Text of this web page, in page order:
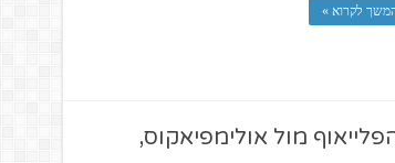
לקרוא »
מול אולימפיאקוס,